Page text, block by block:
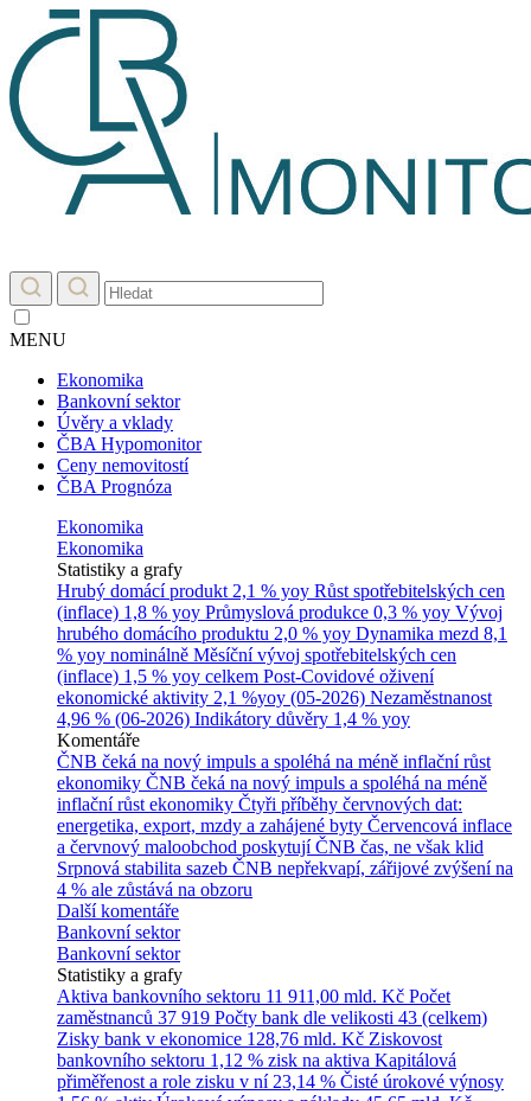
MENU
Ekonomika
Bankovní sektor
Úvěry a vklady
ČBA Hypomonitor
Ceny nemovitostí
ČBA Prognóza
Ekonomika
Ekonomika
Statistiky a grafy
Hrubý domácí produkt 2,1 % yoy Růst spotřebitelských cen
(inflace) 1,8 % yoy Průmyslová produkce 0,3 % yoy Vývoj
hrubého domácího produktu 2,0 % yoy Dynamika mezd 8,1
% yoy nominálně Měsíční vývoj spotřebitelských cen
(inflace) 1,5 % yoy celkem Post-Covidové oživení
ekonomické aktivity 2,1 %yoy (05-2026) Nezaměstnanost
4,96 % (06-2026) Indikátory důvěry 1,4 % yoy
Komentáře
ČNB čeká na nový impuls a spoléhá na méně inflační růst
ekonomiky ČNB čeká na nový impuls a spoléhá na méně
inflační růst ekonomiky Čtyři příběhy červnových dat:
energetika, export, mzdy a zahájené byty Červencová inflace
a červnový maloobchod poskytují ČNB čas, ne však klid
Srpnová stabilita sazeb ČNB nepřekvapí, zářijové zvýšení na
4 % ale zůstává na obzoru
Další komentáře
Bankovní sektor
Bankovní sektor
Statistiky a grafy
Aktiva bankovního sektoru 11 911,00 mld. Kč Počet
zaměstnanců 37 919 Počty bank dle velikosti 43 (celkem)
Zisky bank v ekonomice 128,76 mld. Kč Ziskovost
bankovního sektoru 1,12 % zisk na aktiva Kapitálová
přiměřenost a role zisku v ní 23,14 % Čisté úrokové výnosy